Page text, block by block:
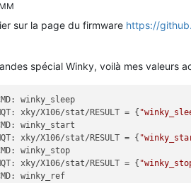
sur la page du firmware https://
spécial Winky, voilà mes valeurs
winky_sleep
xky/X106/stat/RESULT = {
winky_start
xky/X106/stat/RESULT = {
winky_stop
xky/X106/stat/RESULT = {
winky_ref